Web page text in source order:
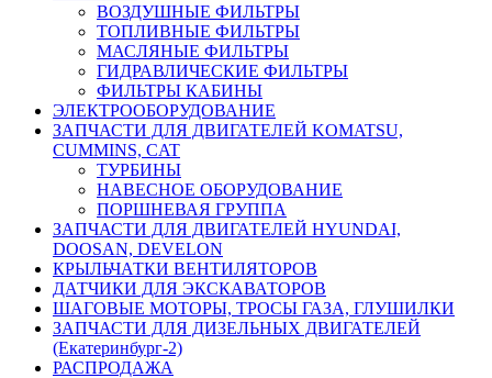
ВОЗДУШНЫЕ ФИЛЬТРЫ
ТОПЛИВНЫЕ ФИЛЬТРЫ
МАСЛЯНЫЕ ФИЛЬТРЫ
ГИДРАВЛИЧЕСКИЕ ФИЛЬТРЫ
ФИЛЬТРЫ КАБИНЫ
ЭЛЕКТРООБОРУДОВАНИЕ
ЗАПЧАСТИ ДЛЯ ДВИГАТЕЛЕЙ KOMATSU,
CUMMINS, CAT
ТУРБИНЫ
НАВЕСНОЕ ОБОРУДОВАНИЕ
ПОРШНЕВАЯ ГРУППА
ЗАПЧАСТИ ДЛЯ ДВИГАТЕЛЕЙ HYUNDAI,
DOOSAN, DEVELON
КРЫЛЬЧАТКИ ВЕНТИЛЯТОРОВ
ДАТЧИКИ ДЛЯ ЭКСКАВАТОРОВ
ШАГОВЫЕ МОТОРЫ, ТРОСЫ ГАЗА, ГЛУШИЛКИ
ЗАПЧАСТИ ДЛЯ ДИЗЕЛЬНЫХ ДВИГАТЕЛЕЙ
(Екатеринбург-2)
РАСПРОДАЖА